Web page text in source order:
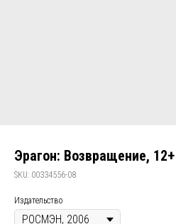
Эрагон: Возвращение, 12+
SKU: 00334556-08
Издательство